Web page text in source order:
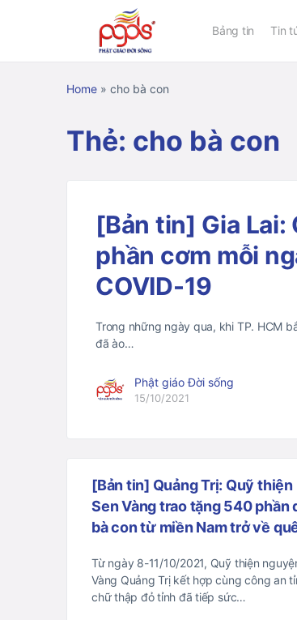
Bảng tin Tin
Home » cho bà con
Thẻ: cho bà con
[Bản tin] Gia
phần cơm mỗi
COVID-19
Trong những ngày qua, khi TP. HCM
đã ào…
Phật giáo Đời sống
15/10/2021
[Bản tin] Quảng Trị: Quỹ
Sen Vàng trao tặng 540 phần
bà con từ miền Nam trở về
Từ ngày 8-11/10/2021, Quỹ thiện
Vàng Quảng Trị kết hợp cùng công an
chữ thập đỏ tỉnh đã tiếp sức…